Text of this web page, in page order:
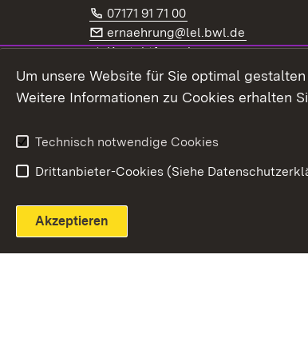
Telefon:
07171 91 71 00 (Öffnet in neuem
E-Mail:
ernaehrung@lel.bwl.de (Öffnet in
Kontaktformular
Extern:
LinkedIn (Öffnet in neuem Fenster)
Um unsere Website für Sie optimal
Weitere Informationen zu Cookies erhalten
Technisch notwendige Cookies
Drittanbieter-Cookies (Siehe
Akzeptieren